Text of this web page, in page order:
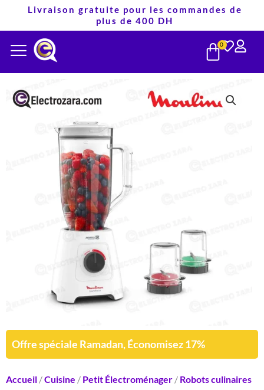
contenu
Livraison gratuite pour les commandes de
plus de 400 DH
0
Offre spéciale Ramadan, Économisez 17%
Accueil /Cuisine / Petit Électroménager / Robots culinaires